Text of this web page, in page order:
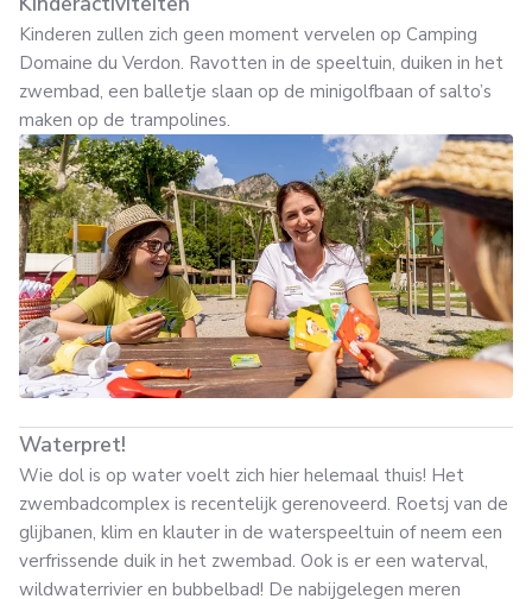
Kinderen zullen zich geen moment vervelen op Camping
Domaine du Verdon. Ravotten in de speeltuin, duiken in het
zwembad, een balletje slaan op de minigolfbaan of salto’s
maken op de trampolines.
Waterpret!
Wie dol is op water voelt zich hier helemaal thuis! Het
zwembadcomplex is recentelijk gerenoveerd. Roetsj van de
glijbanen, klim en klauter in de waterspeeltuin of neem een
verfrissende duik in het zwembad. Ook is er een waterval,
wildwaterrivier en bubbelbad! De nabijgelegen meren